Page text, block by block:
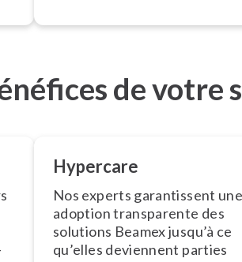
de votre
Hypercare
Nos experts ga­ran­tis­sent une
adoption trans­pa­rente des
solutions Beamex jusqu’à ce
qu’elles deviennent parties